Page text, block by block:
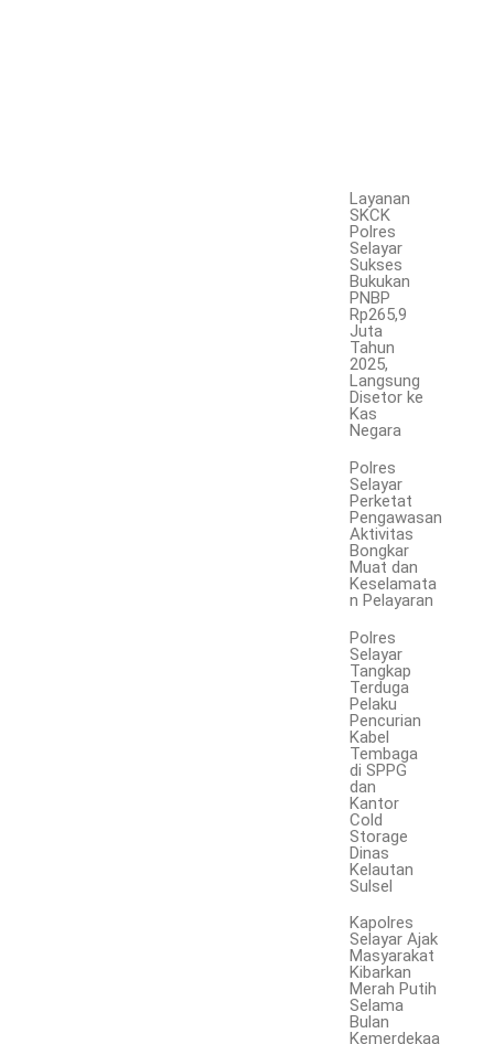
Layanan
SKCK
Polres
Selayar
Sukses
Bukukan
PNBP
Rp265,9
Juta
Tahun
2025,
Langsung
Disetor ke
Kas
Negara
Polres
Selayar
Perketat
Pengawasan
Aktivitas
Bongkar
Muat dan
Keselamata
n Pelayaran
Polres
Selayar
Tangkap
Terduga
Pelaku
Pencurian
Kabel
Tembaga
di SPPG
dan
Kantor
Cold
Storage
Dinas
Kelautan
Sulsel
Kapolres
Selayar Ajak
Masyarakat
Kibarkan
Merah Putih
Selama
Bulan
Kemerdekaa